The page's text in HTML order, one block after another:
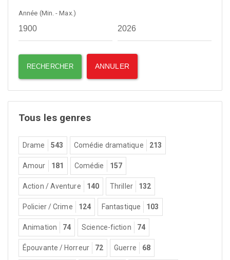
Année (Min. - Max.)
Tous les genres
Drame 543 Comédie dramatique 213
Amour 181 Comédie 157
Action / Aventure 140 Thriller 132
Policier / Crime 124 Fantastique 103
Animation 74 Science-fiction 74
Épouvante / Horreur 72 Guerre 68